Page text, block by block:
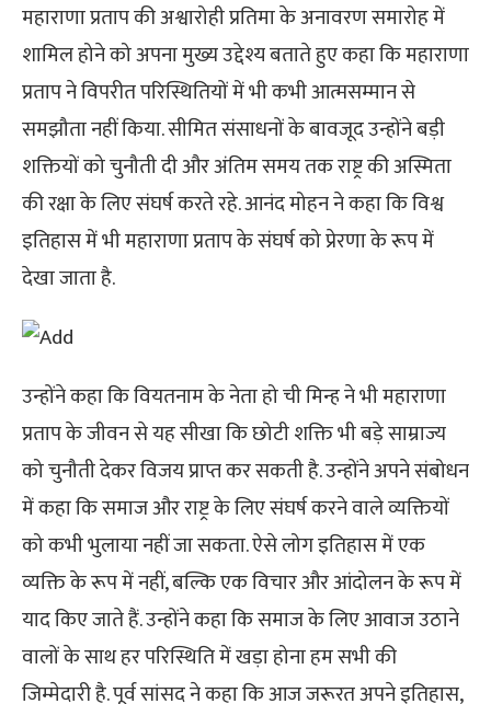
महाराणा प्रताप की अश्वारोही प्रतिमा के अनावरण समारोह में
शामिल होने को अपना मुख्य उद्देश्य बताते हुए कहा कि महाराणा
प्रताप ने विपरीत परिस्थितियों में भी कभी आत्मसम्मान से
समझौता नहीं किया. सीमित संसाधनों के बावजूद उन्होंने बड़ी
शक्तियों को चुनौती दी और अंतिम समय तक राष्ट्र की अस्मिता
की रक्षा के लिए संघर्ष करते रहे. आनंद मोहन ने कहा कि विश्व
इतिहास में भी महाराणा प्रताप के संघर्ष को प्रेरणा के रूप में
देखा जाता है.
उन्होंने कहा कि वियतनाम के नेता हो ची मिन्ह ने भी महाराणा
प्रताप के जीवन से यह सीखा कि छोटी शक्ति भी बड़े साम्राज्य
को चुनौती देकर विजय प्राप्त कर सकती है. उन्होंने अपने संबोधन
में कहा कि समाज और राष्ट्र के लिए संघर्ष करने वाले व्यक्तियों
को कभी भुलाया नहीं जा सकता. ऐसे लोग इतिहास में एक
व्यक्ति के रूप में नहीं, बल्कि एक विचार और आंदोलन के रूप में
याद किए जाते हैं. उन्होंने कहा कि समाज के लिए आवाज उठाने
वालों के साथ हर परिस्थिति में खड़ा होना हम सभी की
जिम्मेदारी है. पूर्व सांसद ने कहा कि आज जरूरत अपने इतिहास,